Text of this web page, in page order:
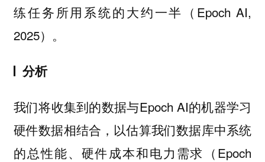
练任务所用系统的大约一半（Epoch AI,
2025）。
分析
我们将收集到的数据与Epoch AI的机器学习
硬件数据相结合，以估算我们数据库中系统
的总性能、硬件成本和电力需求（Epoch